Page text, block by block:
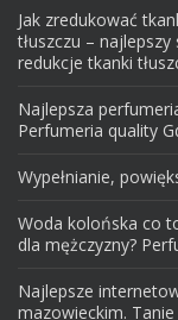
Jak zredukować
tłuszczu –
redukcje tkanki
Najlepsza
Perfumeria quality
Wypełnianie,
Woda kolońska co
dla mężczyzny?
Najlepsze
mazowieckim.